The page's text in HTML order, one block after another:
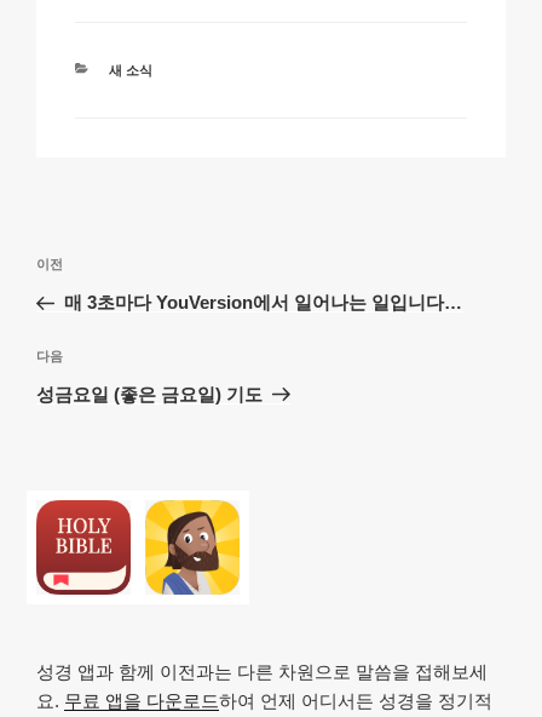
카
새 소식
색
이
전
이전
매 3초마다 YouVersion에서 일어나는 일입니다…
다
음
다음
성금요일 (좋은 금요일) 기도
성경 앱과 함께 이전과는 다른 차원으로 말씀을 접해보세
요. 무료 앱을 다운로드하여 언제 어디서든 성경을 정기적